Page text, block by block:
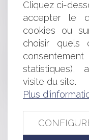
PARLEURS À DES
CONDAMNATION
LICENCIEMENT
LA
TRAITANT
DÉCLARATION
... 246 247
Cliquez ci-
accepter le
cookies ou
choisir quels
statistiques),
visite du site.
Plus